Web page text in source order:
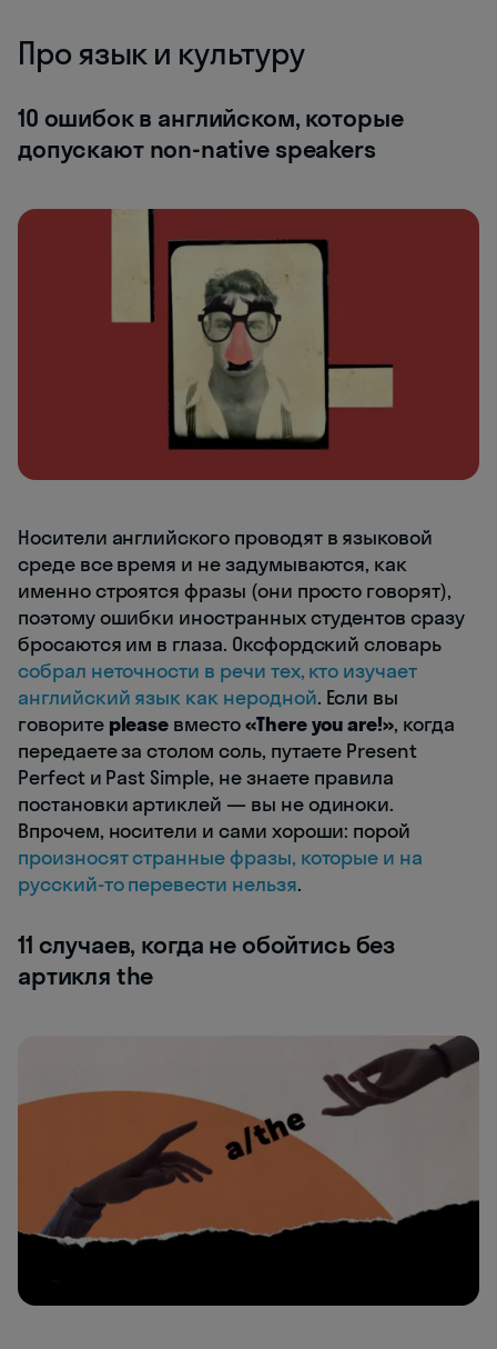
Про язык и культуру
10 ошибок в английском, которые
допускают non-native speakers
Носители английского проводят в языковой
среде все время и не задумываются, как
именно строятся фразы (они просто говорят),
поэтому ошибки иностранных студентов сразу
бросаются им в глаза. Оксфордский словарь
собрал неточности в речи тех, кто изучает
английский язык как неродной. Если вы
говорите please вместо«There you are!», когда
передаете за столом соль, путаете Present
Perfect и Past Simple, не знаете правила
постановки артиклей — вы не одиноки.
Впрочем, носители и сами хороши: порой
произносят странные фразы, которые и на
русский-то перевести нельзя.
11 случаев, когда не обойтись без
артикля the